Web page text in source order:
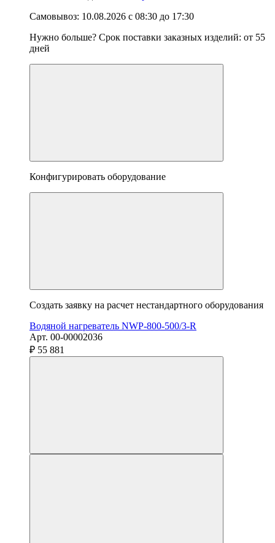
Самовывоз: 10.08.2026 с 08:30 до 17:30
Нужно больше? Срок поставки заказных изделий: от 55
дней
Конфигурировать оборудование
Создать заявку на расчет нестандартного оборудования
Водяной нагреватель NWP-800-500/3-R
Арт. 00-00002036
₽ 55 881